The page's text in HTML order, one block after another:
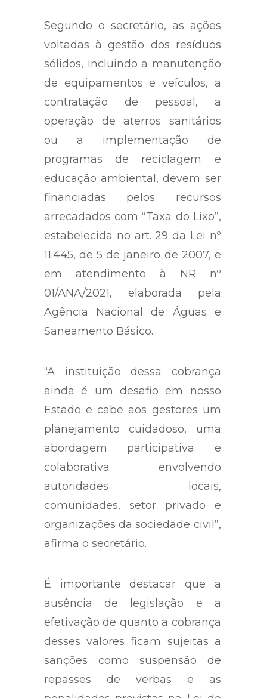
Segundo o secretário, as ações
voltadas à gestão dos resíduos
sólidos, incluindo a manutenção
de equipamentos e veículos, a
contratação de pessoal, a
operação de aterros sanitários
ou a implementação de
programas de reciclagem e
educação ambiental, devem ser
financiadas pelos recursos
arrecadados com “Taxa do Lixo”,
estabelecida no art. 29 da Lei nº
11.445, de 5 de janeiro de 2007, e
em atendimento à NR nº
01/ANA/2021, elaborada pela
Agência Nacional de Águas e
Saneamento Básico.
“A instituição dessa cobrança
ainda é um desafio em nosso
Estado e cabe aos gestores um
planejamento cuidadoso, uma
abordagem participativa e
colaborativa envolvendo
autoridades locais,
comunidades, setor privado e
organizações da sociedade civil”,
afirma o secretário.
É importante destacar que a
ausência de legislação e a
efetivação de quanto a cobrança
desses valores ficam sujeitas a
sanções como suspensão de
repasses de verbas e as